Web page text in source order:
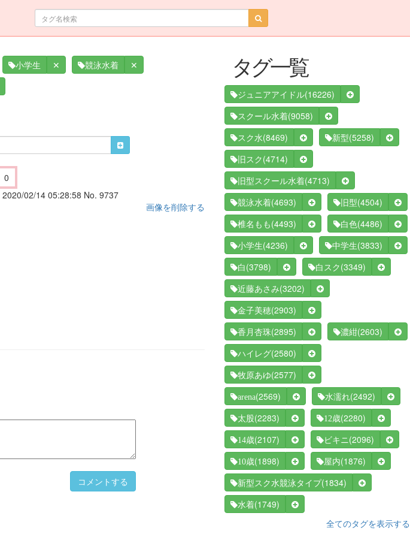
小学生 ✕ 競泳水着 ✕
0
2020/02/14 05:28:58 No. 9737
画像を削除する
コメントする
タグ一覧
ジュニアアイドル(16226)
スクール水着(9058)
スク水(8469) 新型(5258)
旧スク (4714)
旧型スクール水着(4713)
競泳水着(4693) 旧型(4504)
椎名もも (4493) 白色(4486)
小学生(4236) 中学生(3833)
白 (3798) 白スク (3349)
近藤あさみ(3202)
金子美穂(2903)
香月杏珠(2895) 濃紺(2603)
ハイレグ(2580)
牧原あゆ(2577)
arena(2569) 水濡れ(2492)
太股(2283) 12歳(2280)
14歳(2107) ビキニ (2096)
10歳(1898) 屋内(1876)
新型スク水競泳タイプ(1834)
水着(1749)
全てのタグを表示する